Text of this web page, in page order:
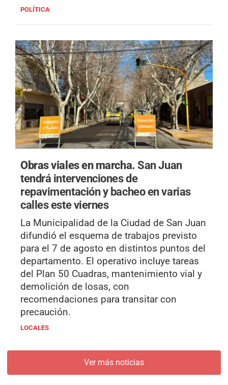
POLÍTICA
Obras viales en marcha.San Juan
tendrá intervenciones de
repavimentación y bacheo en varias
calles este viernes
La Municipalidad de la Ciudad de San Juan
difundió el esquema de trabajos previsto
para el 7 de agosto en distintos puntos del
departamento. El operativo incluye tareas
del Plan 50 Cuadras, mantenimiento vial y
demolición de losas, con
recomendaciones para transitar con
precaución.
LOCALES
Ver más noticias